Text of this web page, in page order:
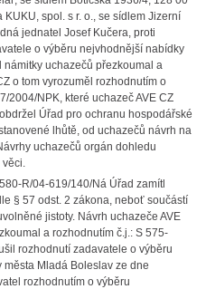
KUKU, spol. s r. o., se sídlem Jizerní
jednatel Josef Kučera, proti
o výběru nejvhodnější nabídky
uchazečů přezkoumal a
o tom vyrozuměl rozhodnutím o
2004/NPK, které uchazeč AVE CZ
Úřad pro ochranu hospodářské
lhůtě, od uchazečů návrh na
uchazečů orgán dohledu
věci.
R/04-619/140/Ná Úřad zamítl
§ 57 odst. 2 zákona, neboť součástí
jistoty. Návrh uchazeče AVE
a rozhodnutím č.j.: S 575-
rozhodnutí zadavatele o výběru
Mladá Boleslav ze dne
rozhodnutím o výběru